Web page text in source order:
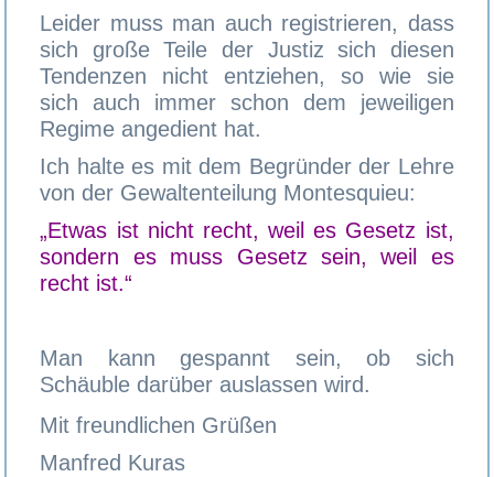
Leider muss man auch registrieren, dass
sich große Teile der Justiz sich diesen
Tendenzen nicht entziehen, so wie sie
sich auch immer schon dem jeweiligen
Regime angedient hat.
Ich halte es mit dem Begründer der Lehre
von der Gewaltenteilung Montesquieu:
„Etwas ist nicht recht, weil es Gesetz ist,
sondern es muss Gesetz sein, weil es
recht ist.“
Man kann gespannt sein, ob sich
Schäuble darüber auslassen wird.
Mit freundlichen Grüßen
Manfred Kuras